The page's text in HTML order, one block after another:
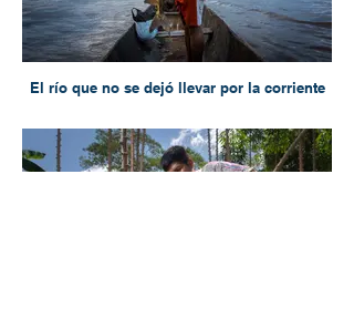
El río que no se dejó llevar por la corriente